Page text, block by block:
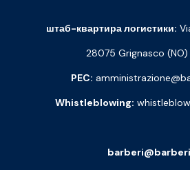
штаб-квартира логистики:
28075 Grignasco (NO)
PEC:
Whistleblowing: